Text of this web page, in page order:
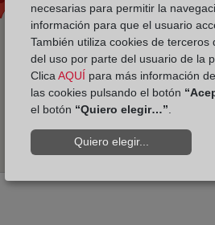
necesarias para permitir la
información para que el usuario
También utiliza cookies de
del uso por parte del usuario de la
Clica AQUÍ para más información
las cookies pulsando el botón
el botón “Quiero elegir…”
Quiero elegir...